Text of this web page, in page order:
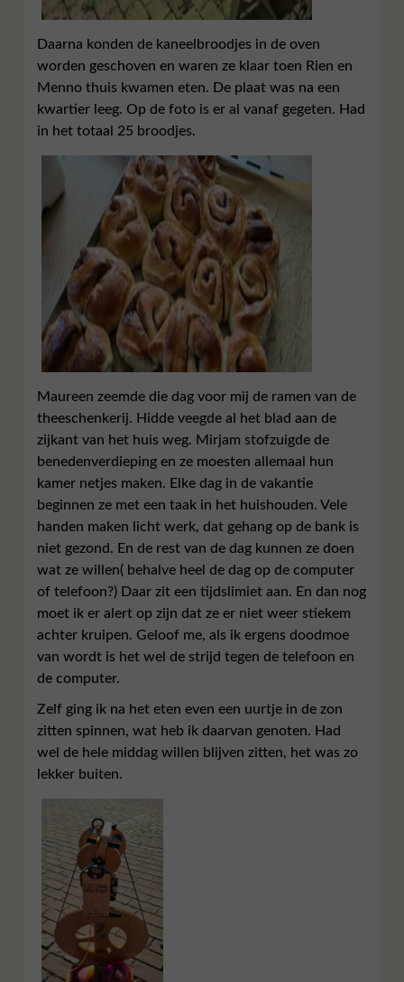
Daarna konden de kaneelbroodjes in de oven
worden geschoven en waren ze klaar toen Rien en
Menno thuis kwamen eten. De plaat was na een
kwartier leeg. Op de foto is er al vanaf gegeten. Had
in het totaal 25 broodjes.
Maureen zeemde die dag voor mij de ramen van de
theeschenkerij. Hidde veegde al het blad aan de
zijkant van het huis weg. Mirjam stofzuigde de
benedenverdieping en ze moesten allemaal hun
kamer netjes maken. Elke dag in de vakantie
beginnen ze met een taak in het huishouden. Vele
handen maken licht werk, dat gehang op de bank is
niet gezond. En de rest van de dag kunnen ze doen
wat ze willen( behalve heel de dag op de computer
of telefoon?) Daar zit een tijdslimiet aan. En dan nog
moet ik er alert op zijn dat ze er niet weer stiekem
achter kruipen. Geloof me, als ik ergens doodmoe
van wordt is het wel de strijd tegen de telefoon en
de computer.
Zelf ging ik na het eten even een uurtje in de zon
zitten spinnen, wat heb ik daarvan genoten. Had
wel de hele middag willen blijven zitten, het was zo
lekker buiten.